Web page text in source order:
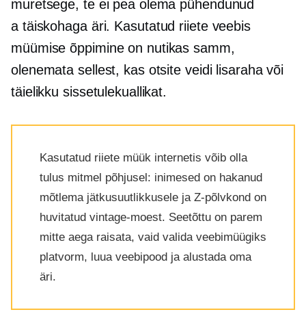
muretsege, te ei pea olema pühendunud
a täiskohagaäri. Kasutatud riiete veebis
müümise õppimine on nutikas samm,
olenemata sellest, kas otsite veidi lisaraha või
täielikku sissetulekuallikat.
Kasutatud riiete müük internetis võib olla
tulus mitmel põhjusel: inimesed on hakanud
mõtlema jätkusuutlikkusele ja Z-põlvkond on
huvitatud vintage-moest. Seetõttu on parem
mitte aega raisata, vaid valida veebimüügiks
platvorm, luua veebipood ja alustada oma
äri.